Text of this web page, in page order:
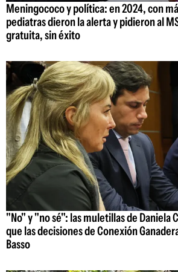
Meningococo y política: en 2024, con
pediatras dieron la alerta y pidieron al
gratuita, sin éxito
"No" y "no sé": las muletillas de Daniela
que las decisiones de Conexión
Basso